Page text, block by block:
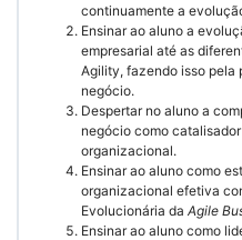
continuamente a
Ensinar ao aluno a
empresarial até as
Agility, fazendo isso pela
negócio.
Despertar no aluno a
negócio como
organizacional.
Ensinar ao aluno como
organizacional efetiva
Evolucionária da Agile
Ensinar ao aluno como